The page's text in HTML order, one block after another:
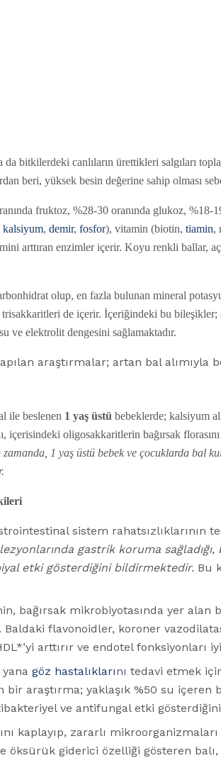
da bitkilerdeki canlıların ürettikleri salgıları
beri, yüksek besin değerine sahip olması
fruktoz, %28-30 oranında glukoz, %18-
kalsiyum, demir, fosfor), vitamin (biotin, tiamin,
arttıran enzimler içerir. Koyu renkli ballar,
olup, en fazla bulunan mineral
trisakkaritleri de içerir. İçeriğindeki bu
ve elektrolit dengesini sağlamaktadır.
araştırmalar; artan bal alımıyla
ile beslenen 1 yaş üstü bebeklerde; kalsiyum
içerisindeki oligosakkaritlerin bağırsak
zamanda, 1 yaş üstü bebek ve çocuklarda bal
sistem rahatsızlıklarının
gastrik koruma
etki gösterdiğini bildirmektedir. Bu
bağırsak mikrobiyotasında yer alan
Baldaki flavonoidler, koroner
arttırır ve endotel fonksiyonları
göz hastalıklarını tedavi etmek
bir araştırma; yaklaşık %50 su içeren
ve antifungal etki
kaplayıp, zararlı
öksürük giderici özelliği gösteren balı,